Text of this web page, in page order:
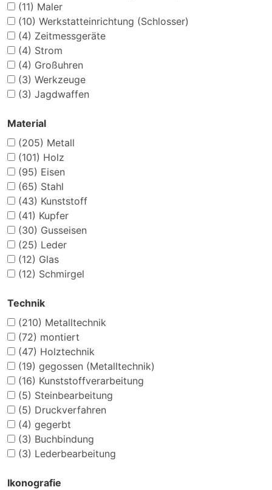
(11) Maler
(10) Werkstatteinrichtung (Schlosser)
(4) Zeitmessgeräte
(4) Strom
(4) Großuhren
(3) Werkzeuge
(3) Jagdwaffen
Material
(205) Metall
(101) Holz
(95) Eisen
(65) Stahl
(43) Kunststoff
(41) Kupfer
(30) Gusseisen
(25) Leder
(12) Glas
(12) Schmirgel
Technik
(210) Metalltechnik
(72) montiert
(47) Holztechnik
(19) gegossen (Metalltechnik)
(16) Kunststoffverarbeitung
(5) Steinbearbeitung
(5) Druckverfahren
(4) gegerbt
(3) Buchbindung
(3) Lederbearbeitung
Ikonografie